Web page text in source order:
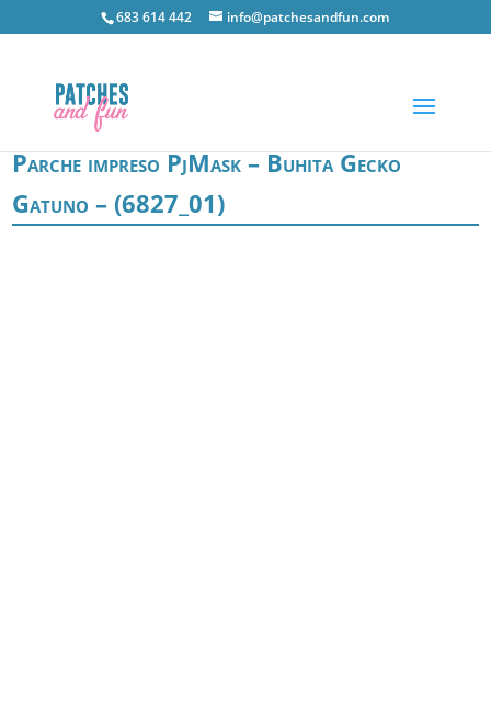
683 614 442 info@patchesandfun.com
Parche impreso PjMask – Buhita Gecko
Gatuno – (6827_01)